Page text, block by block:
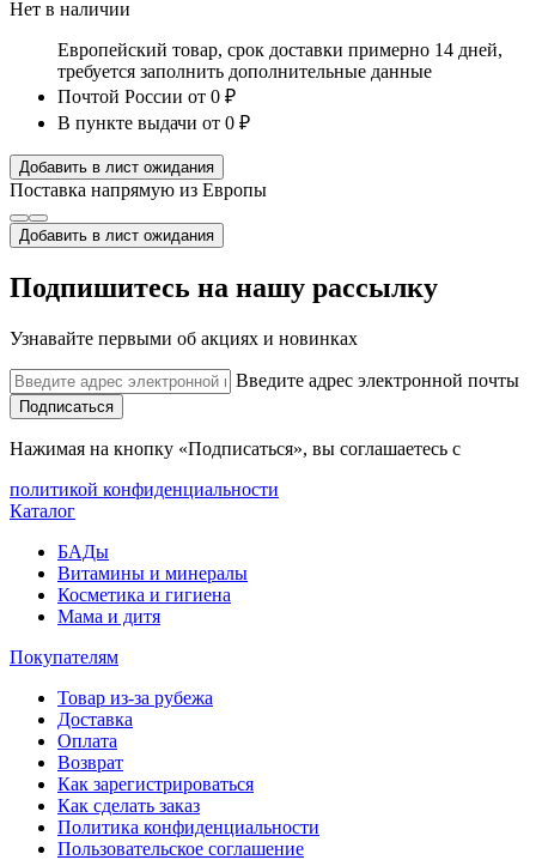
Нет в наличии
Европейский товар, срок доставки примерно 14 дней,
требуется заполнить дополнительные данные
Почтой России от 0 ₽
В пункте выдачи от 0 ₽
Добавить в лист ожидания
Поставка напрямую из Европы
Добавить в лист ожидания
Подпишитесь на нашу рассылку
Узнавайте первыми об акциях и новинках
Введите адрес электронной почты
Подписаться
Нажимая на кнопку «Подписаться», вы соглашаетесь с
политикой конфиденциальности
Каталог
БАДы
Витамины и минералы
Косметика и гигиена
Мама и дитя
Покупателям
Товар из-за рубежа
Доставка
Оплата
Возврат
Как зарегистрироваться
Как сделать заказ
Политика конфиденциальности
Пользовательское соглашение